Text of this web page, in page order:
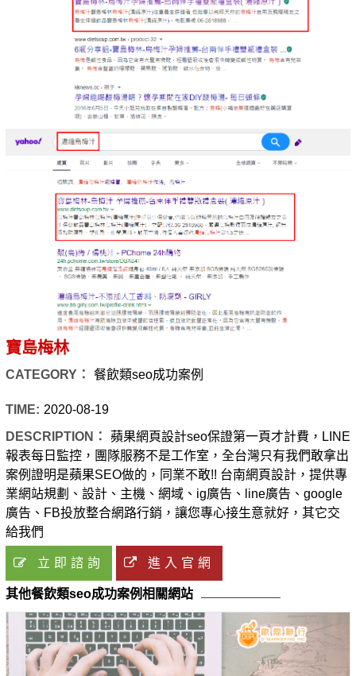
寶島梅林
CATEGORY： 餐飲類seo成功案例
TIME: 2020-08-19
DESCRIPTION：
蘋果網頁設計seo保證第一頁才計費，LINE
報表每日監控，團隊服務不是工作室，全台灣只有我們敢拿出
案例證明是蘋果SEO做的，同業不敢!! 台南網頁設計，提供專
業網站規劃、設計、主機、網域、ig廣告、line廣告、google
廣告、FB投放整合網路行銷，讓您專心接生意就好，其它交
給我們
立即諮詢 進入官網
其他餐飲類seo成功案例相關網站